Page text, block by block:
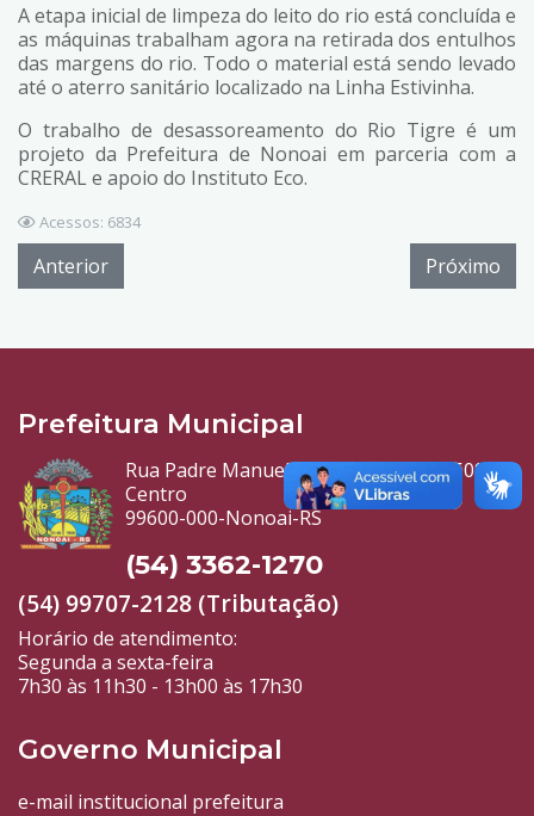
A etapa inicial de limpeza do leito do rio está concluída e
as máquinas trabalham agora na retirada dos entulhos
das margens do rio. Todo o material está sendo levado
até o aterro sanitário localizado na Linha Estivinha.
O trabalho de desassoreamento do Rio Tigre é um
projeto da Prefeitura de Nonoai em parceria com a
CRERAL e apoio do Instituto Eco.
Acessos: 6834
Anterior Próximo
Prefeitura Municipal
Rua Padre Manuel Gomez Gonzalez, 509
Centro
99600-000-Nonoai-RS
(54) 3362-1270
(54) 99707-2128 (Tributação)
Horário de atendimento:
Segunda a sexta-feira
7h30 às 11h30 - 13h00 às 17h30
Governo Municipal
e-mail institucional prefeitura